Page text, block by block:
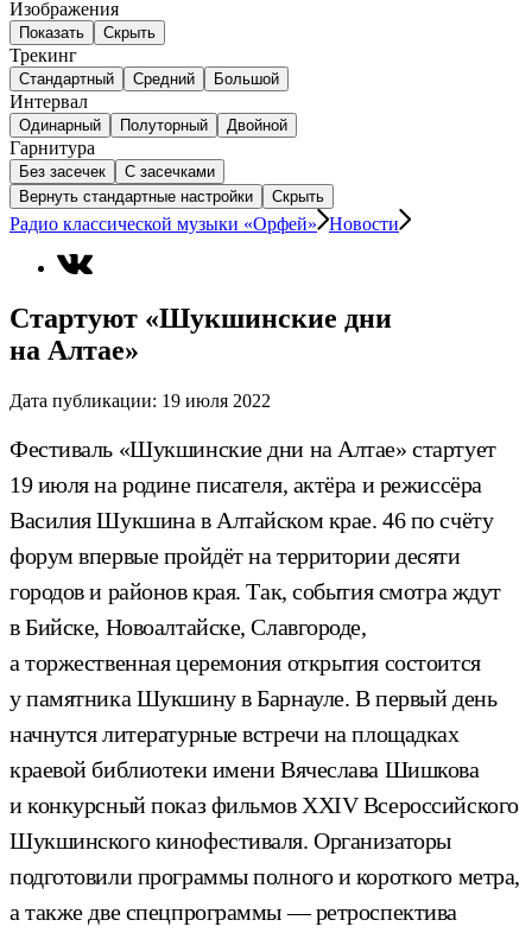
Изображения
Показать Скрыть
Трекинг
Стандартный Средний Большой
Интервал
Одинарный Полуторный Двойной
Гарнитура
Без засечек
С засечками
Вернуть стандартные настройки
Скрыть
Радио классической музыки «Орфей» Новости
Стартуют «Шукшинские дни
на Алтае»
Дата публикации: 19 июля 2022
Фестиваль «Шукшинские дни на Алтае» стартует
19 июля на родине писателя, актёра и режиссёра
Василия Шукшина в Алтайском крае. 46 по счёту
форум впервые пройдёт на территории десяти
городов и районов края. Так, события смотра ждут
в Бийске, Новоалтайске, Славгороде,
а торжественная церемония открытия состоится
у памятника Шукшину в Барнауле. В первый день
начнутся литературные встречи на площадках
краевой библиотеки имени Вячеслава Шишкова
и конкурсный показ фильмов XXIV Всероссийского
Шукшинского кинофестиваля. Организаторы
подготовили программы полного и короткого метра,
а также две спецпрограммы — ретроспектива